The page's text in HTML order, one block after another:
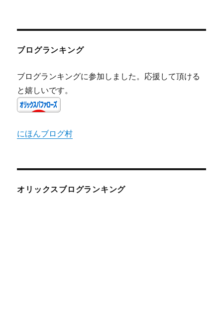
ブログランキング
ブログランキングに参加しました。応援して頂ける
と嬉しいです。
にほんブログ村
オリックスブログランキング